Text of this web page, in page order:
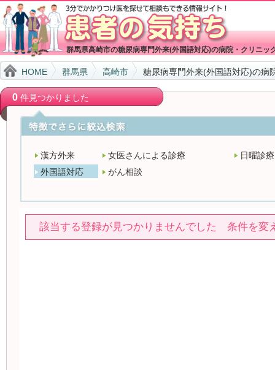
群馬県高崎市の糖尿病専門外来(外国語対応)の病院・クリニッ
HOME 群馬県 高崎市 糖尿病専門外来(外国語対応)の病
0件見つかりました
漢方外来 女医さんによる診療
日曜診療
外国語対応
がん相談
該当する登録が見つかりませんでした 条件を